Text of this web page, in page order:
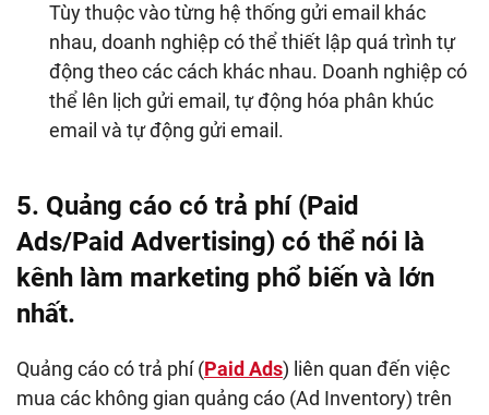
Tùy thuộc vào từng hệ thống gửi email khác
nhau, doanh nghiệp có thể thiết lập quá trình tự
động theo các cách khác nhau. Doanh nghiệp có
thể lên lịch gửi email, tự động hóa phân khúc
email và tự động gửi email.
5. Quảng cáo có trả phí (Paid
Ads/Paid Advertising) có thể nói là
kênh làm marketing phổ biến và lớn
nhất.
Quảng cáo có trả phí (Paid Ads) liên quan đến việc
mua các không gian quảng cáo (Ad Inventory) trên